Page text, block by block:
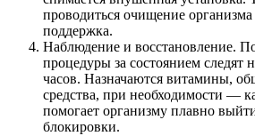
проводиться очищение
поддержка.
Наблюдение и восстановление.
процедуры за состоянием следят
часов. Назначаются витамины,
средства, при необходимости —
помогает организму плавно
блокировки.